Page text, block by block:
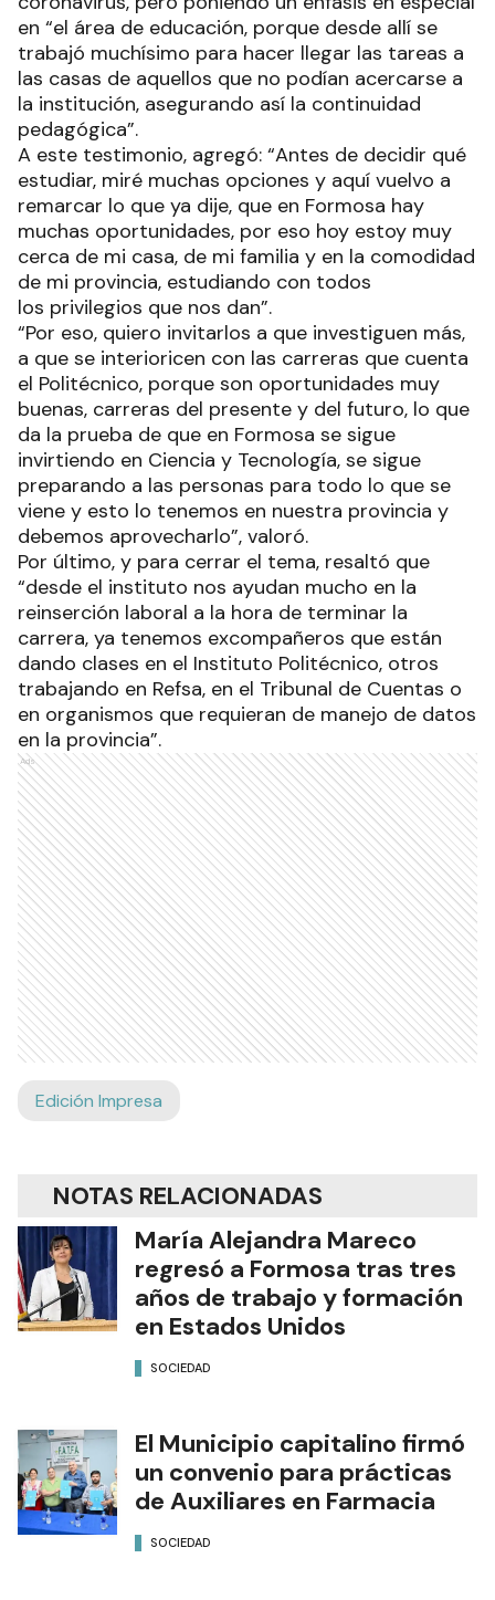
que no es así”.
Se explayó destacando el esfuerzo enorme
realizado por toda la comunidad cuando inició el
coronavirus, pero poniendo un énfasis en especial
en “el área de educación, porque desde allí se
trabajó muchísimo para hacer llegar las tareas a
las casas de aquellos que no podían acercarse a
la institución, asegurando así la continuidad
pedagógica”.
A este testimonio, agregó: “Antes de decidir qué
estudiar, miré muchas opciones y aquí vuelvo a
remarcar lo que ya dije, que en Formosa hay
muchas oportunidades, por eso hoy estoy muy
cerca de mi casa, de mi familia y en la comodidad
de mi provincia, estudiando con todos
los privilegios que nos dan”.
“Por eso, quiero invitarlos a que investiguen más,
a que se interioricen con las carreras que cuenta
el Politécnico, porque son oportunidades muy
buenas, carreras del presente y del futuro, lo que
da la prueba de que en Formosa se sigue
invirtiendo en Ciencia y Tecnología, se sigue
preparando a las personas para todo lo que se
viene y esto lo tenemos en nuestra provincia y
debemos aprovecharlo”, valoró.
Por último, y para cerrar el tema, resaltó que
“desde el instituto nos ayudan mucho en la
reinserción laboral a la hora de terminar la
carrera, ya tenemos excompañeros que están
dando clases en el Instituto Politécnico, otros
trabajando en Refsa, en el Tribunal de Cuentas o
en organismos que requieran de manejo de datos
en la provincia”.
Ads
Edición Impresa
NOTAS RELACIONADAS
María Alejandra Mareco
regresó a Formosa tras tres
años de trabajo y formación
SOCIEDAD
El Municipio capitalino firmó
un convenio para prácticas